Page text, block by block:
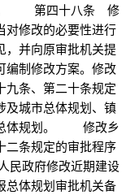
。 第四十八条 修
对修改的必要性进行
，并向原审批机关提
编制修改方案。修改
九条、第二十条规定
及城市总体规划、镇
总体规划。 修改乡
二条规定的审批程序
政府修改近期建设
总体规划审批机关备